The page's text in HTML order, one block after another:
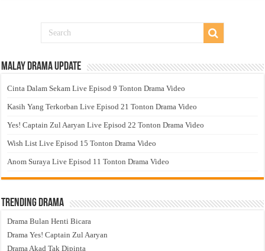
Malay Drama Update
Cinta Dalam Sekam Live Episod 9 Tonton Drama Video
Kasih Yang Terkorban Live Episod 21 Tonton Drama Video
Yes! Captain Zul Aaryan Live Episod 22 Tonton Drama Video
Wish List Live Episod 15 Tonton Drama Video
Anom Suraya Live Episod 11 Tonton Drama Video
Trending Drama
Drama Bulan Henti Bicara
Drama Yes! Captain Zul Aaryan
Drama Akad Tak Dipinta